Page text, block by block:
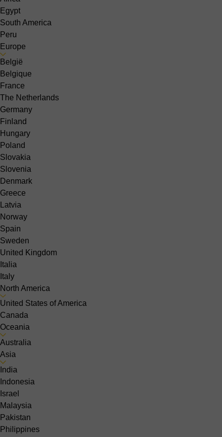
Egypt
South America
Peru
Europe
België
Belgique
France
The Netherlands
Germany
Finland
Hungary
Poland
Slovakia
Slovenia
Denmark
Greece
Latvia
Norway
Spain
Sweden
United Kingdom
Italia
Italy
North America
United States of America
Canada
Oceania
Australia
Asia
India
Indonesia
Israel
Malaysia
Pakistan
Philippines